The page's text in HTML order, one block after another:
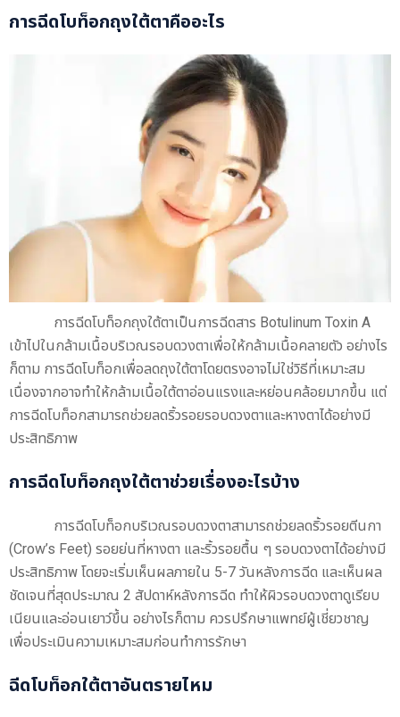
การฉีดโบท็อกถุงใต้ตาคืออะไร
การฉีดโบท็อกถุงใต้ตาเป็นการฉีดสาร Botulinum Toxin A
เข้าไปในกล้ามเนื้อบริเวณรอบดวงตาเพื่อให้กล้ามเนื้อคลายตัว อย่างไร
ก็ตาม การฉีดโบท็อกเพื่อลดถุงใต้ตาโดยตรงอาจไม่ใช่วิธีที่เหมาะสม
เนื่องจากอาจทำให้กล้ามเนื้อใต้ตาอ่อนแรงและหย่อนคล้อยมากขึ้น แต่
การฉีดโบท็อกสามารถช่วยลดริ้วรอยรอบดวงตาและหางตาได้อย่างมี
ประสิทธิภาพ
การฉีดโบท็อกถุงใต้ตาช่วยเรื่องอะไรบ้าง
การฉีดโบท็อกบริเวณรอบดวงตาสามารถช่วยลดริ้วรอยตีนกา
(Crow’s Feet) รอยย่นที่หางตา และริ้วรอยตื้น ๆ รอบดวงตาได้อย่างมี
ประสิทธิภาพ โดยจะเริ่มเห็นผลภายใน 5-7 วันหลังการฉีด และเห็นผล
ชัดเจนที่สุดประมาณ 2 สัปดาห์หลังการฉีด ทำให้ผิวรอบดวงตาดูเรียบ
เนียนและอ่อนเยาว์ขึ้น อย่างไรก็ตาม ควรปรึกษาแพทย์ผู้เชี่ยวชาญ
เพื่อประเมินความเหมาะสมก่อนทำการรักษา
ฉีดโบท็อกใต้ตาอันตรายไหม